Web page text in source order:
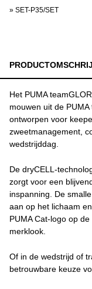
» SET-P35/SET
Het PUMA
mouwen uit de
ontworpen voor
zweetmanagement,
wedstrijddag.
De dryCELL-
zorgt voor een
inspanning. De
aan op het lichaam
PUMA Cat-logo op
merklook.
Of in de wedstrijd of
betrouwbare keuze